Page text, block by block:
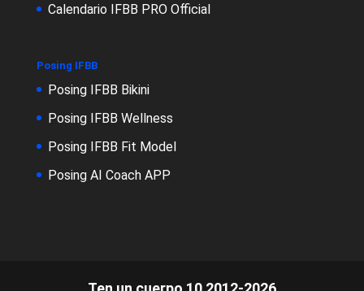
Calendario IFBB PRO Official
Posing IFBB
Posing IFBB Bikini
Posing IFBB Wellness
Posing IFBB Fit Model
Posing AI Coach APP